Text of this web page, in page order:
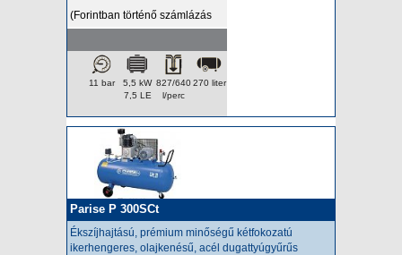
(Forintban történő számlázás
árfolyamon kerül felszámításra.)
270 liter
827/640
l/perc
5,5 kW
7,5 LE
11 bar
Parise P 300SCt
Ékszíjhajtású, prémium minőségű kétfokozatú
ikerhengeres, olajkenésű, acél dugattyúgyűrűs